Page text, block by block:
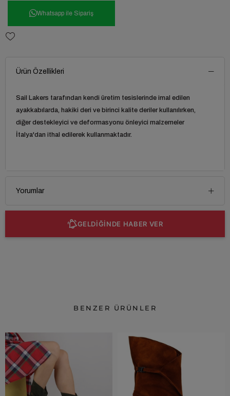
Whatsapp ile Sipariş
Ürün Özellikleri
Sail Lakers tarafından kendi üretim tesislerinde imal edilen
ayakkabılarda, hakiki deri ve birinci kalite deriler kullanılırken,
diğer destekleyici ve deformasyonu önleyici malzemeler
İtalya'dan ithal edilerek kullanmaktadır.
Yorumlar
GELDİĞİNDE HABER VER
BENZER ÜRÜNLER